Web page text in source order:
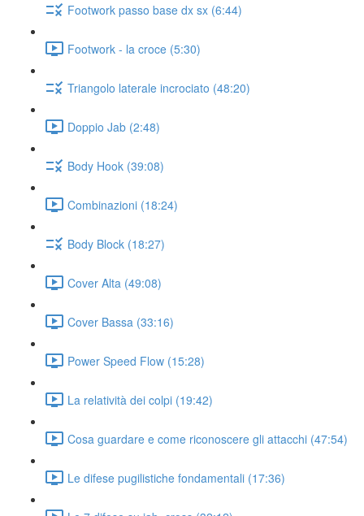
Footwork passo base dx sx (6:44)
Footwork - la croce (5:30)
Triangolo laterale incrociato (48:20)
Doppio Jab (2:48)
Body Hook (39:08)
Combinazioni (18:24)
Body Block (18:27)
Cover Alta (49:08)
Cover Bassa (33:16)
Power Speed Flow (15:28)
La relatività dei colpi (19:42)
Cosa guardare e come riconoscere gli attacchi (47:54)
Le difese pugilistiche fondamentali (17:36)